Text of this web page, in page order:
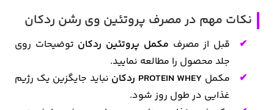
نکات مهم در مصرف پروتئین وی رشن ردکان
قبل از مصرف مکمل پروتئین ردکان توضیحات روی
جلد محصول را مطالعه نمایید.
مکمل PROTEIN WHEY ردکان
نباید جایگزین یک رژیم
غذایی در طول روز شود.